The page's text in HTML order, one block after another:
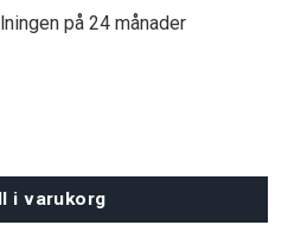
på 24 månader
i varukorg